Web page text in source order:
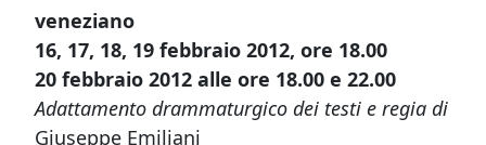
veneziano
16, 17, 18, 19 febbraio 2012, ore 18.00
20 febbraio 2012 alle ore 18.00 e 22.00
Adattamento drammaturgico dei testi e regia di
Giuseppe Emiliani